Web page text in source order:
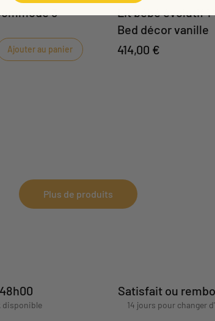
3
Ajouter au panier
Lit bébé évolutif
Bed décor vanille
414,00 €
Plus de produits
disponible
Satisfait ou
14 jours pour changer